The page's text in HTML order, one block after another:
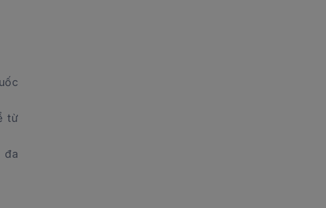
từ